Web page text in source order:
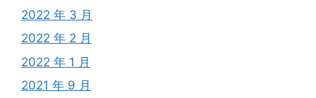
2022 年 3 月
2022 年 2 月
2022 年 1 月
2021 年 9 月